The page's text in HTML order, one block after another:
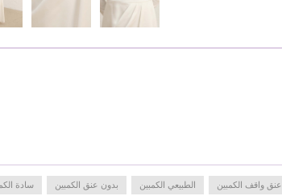
سادة بدون عنق الكمبين الطبيعي الكمبين عنق واقف الكمبين